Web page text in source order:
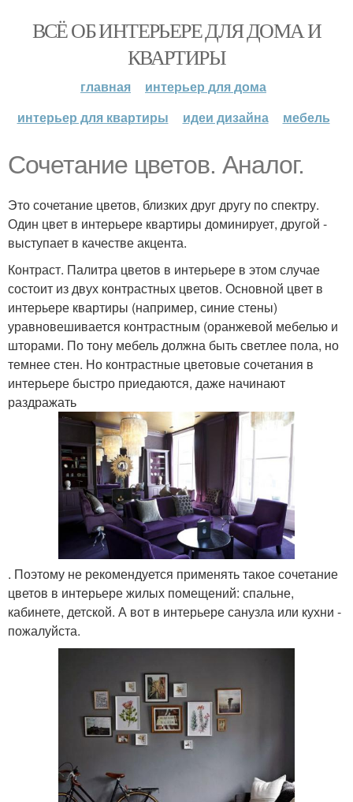
ВСЁ ОБ ИНТЕРЬЕРЕ ДЛЯ ДОМА И
КВАРТИРЫ
главная
интерьер для дома
интерьер для квартиры
идеи дизайна мебель
Сочетание цветов. Аналог.
Это сочетание цветов, близких друг другу по спектру.
Один цвет в интерьере квартиры доминирует, другой -
выступает в качестве акцента.
Контраст. Палитра цветов в интерьере в этом случае
состоит из двух контрастных цветов. Основной цвет в
интерьере квартиры (например, синие стены)
уравновешивается контрастным (оранжевой мебелью и
шторами. По тону мебель должна быть светлее пола, но
темнее стен. Но контрастные цветовые сочетания в
интерьере быстро приедаются, даже начинают
раздражать
. Поэтому не рекомендуется применять такое сочетание
цветов в интерьере жилых помещений: спальне,
кабинете, детской. А вот в интерьере санузла или кухни -
пожалуйста.